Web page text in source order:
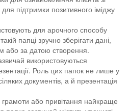
Широкоформатка
Прайси
Візитівки
Флаери
підтримки позитивного іміджу
для арочного способу
папці зручно зберігати дані,
або за датою створення.
використовуються
Роль цих папок не лише у
документів, а й презентація
або привітання найкраще